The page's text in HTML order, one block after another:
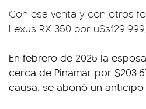
Con esa venta y con otros
Lexus RX 350 por
En febrero de 2025 la
cerca de Pinamar por
causa, se abonó un